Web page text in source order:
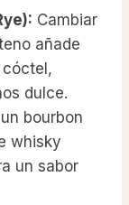
Cambiar
añade
dulce.
bourbon
whisky
un sabor